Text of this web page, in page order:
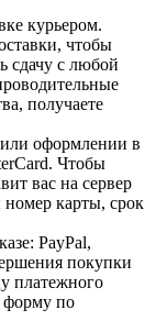
курьером.
чтобы
сдачу с любой
получаете
оформлении в
Чтобы
вас на сервер
карты, срок
PayPal,
покупки
платежного
форму по